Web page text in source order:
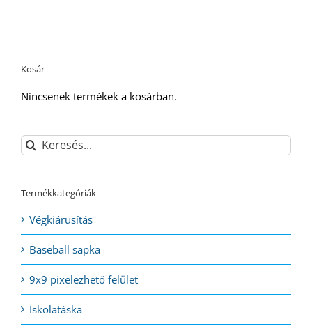
Kosár
Nincsenek termékek a kosárban.
Keresés...
Termékkategóriák
Végkiárusítás
Baseball sapka
9x9 pixelezhető felület
Iskolatáska